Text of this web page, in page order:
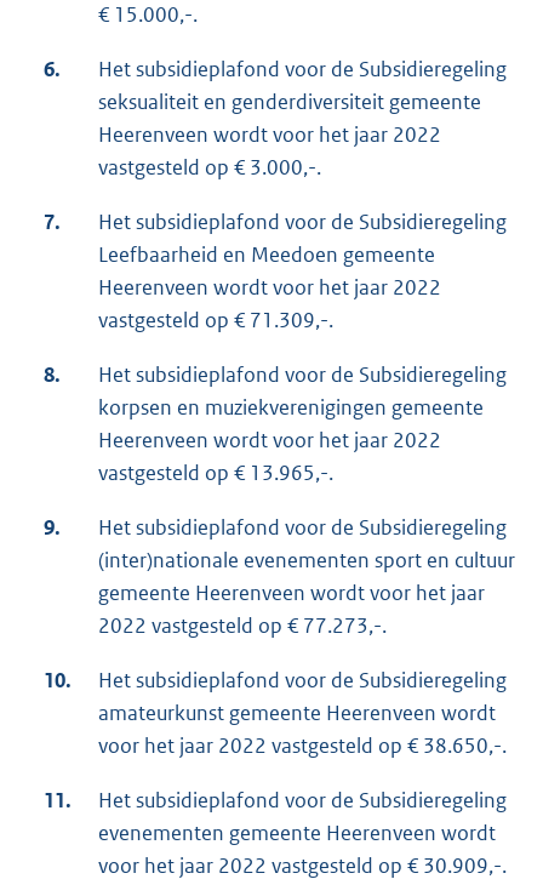
€ 15.000,-.
6.
Het subsidieplafond voor de Subsidieregeling
seksualiteit en genderdiversiteit gemeente
Heerenveen wordt voor het jaar 2022
vastgesteld op € 3.000,-.
7.
Het subsidieplafond voor de Subsidieregeling
Leefbaarheid en Meedoen gemeente
Heerenveen wordt voor het jaar 2022
vastgesteld op € 71.309,-.
8.
Het subsidieplafond voor de Subsidieregeling
korpsen en muziekverenigingen gemeente
Heerenveen wordt voor het jaar 2022
vastgesteld op € 13.965,-.
9.
Het subsidieplafond voor de Subsidieregeling
(inter)nationale evenementen sport en cultuur
gemeente Heerenveen wordt voor het jaar
2022 vastgesteld op € 77.273,-.
10.
Het subsidieplafond voor de Subsidieregeling
amateurkunst gemeente Heerenveen wordt
voor het jaar 2022 vastgesteld op € 38.650,-.
11.
Het subsidieplafond voor de Subsidieregeling
evenementen gemeente Heerenveen wordt
voor het jaar 2022 vastgesteld op € 30.909,-.